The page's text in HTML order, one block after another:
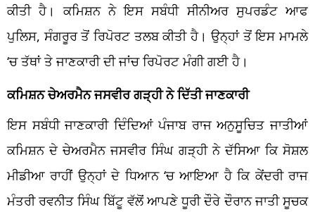
ਕੀਤੀ ਹੈ। ਕਮਿਸ਼ਨ ਨੇ ਇਸ ਸਬੰਧੀ ਸੀਨੀਅਰ ਸੁਪਰਡੰਟ ਆਫ
ਪੁਲਿਸ, ਸੰਗਰੂਰ ਤੋਂ ਰਿਪੋਰਟ ਤਲਬ ਕੀਤੀ ਹੈ। ਉਨ੍ਹਾਂ ਤੋਂ ਇਸ ਮਾਮਲੇ
‘ਚ ਤੱਥਾਂ ਤੇ ਜਾਣਕਾਰੀ ਦੀ ਜਾਂਚ ਰਿਪੋਰਟ ਮੰਗੀ ਗਈ ਹੈ।
ਕਮਿਸ਼ਨ ਚੇਅਰਮੈਨ ਜਸਵੀਰ ਗੜ੍ਹੀ ਨੇ ਦਿੱਤੀ ਜਾਣਕਾਰੀ
ਇਸ ਸਬੰਧੀ ਜਾਣਕਾਰੀ ਦਿੰਦਿਆਂ ਪੰਜਾਬ ਰਾਜ ਅਨੁਸੂਚਿਤ ਜਾਤੀਆਂ
ਕਮਿਸ਼ਨ ਦੇ ਚੇਅਰਮੈਨ ਜਸਵੀਰ ਸਿੰਘ ਗੜ੍ਹੀ ਨੇ ਦੱਸਿਆ ਕਿ ਸੋਸ਼ਲ
ਮੀਡੀਆ ਰਾਹੀਂ ਉਨ੍ਹਾਂ ਦੇ ਧਿਆਨ ‘ਚ ਆਇਆ ਹੈ ਕਿ ਕੇਂਦਰੀ ਰਾਜ
ਮੰਤਰੀ ਰਵਨੀਤ ਸਿੰਘ ਬਿੱਟੂ ਵੱਲੋਂ ਆਪਣੇ ਧੂਰੀ ਦੌਰੇ ਦੌਰਾਨ ਜਾਤੀ ਸੂਚਕ